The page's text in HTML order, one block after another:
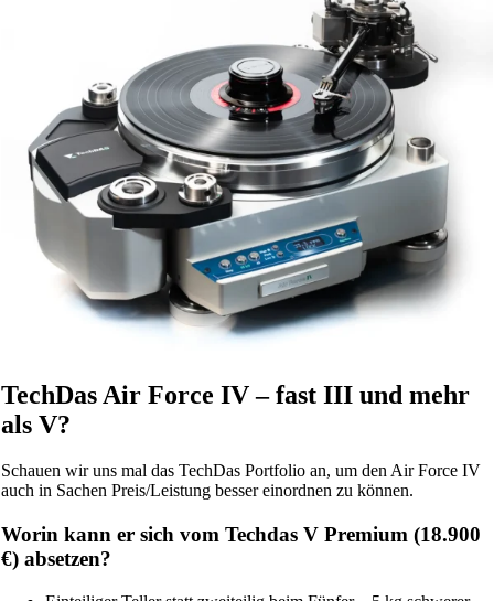
TechDas Air Force IV – fast III und mehr
als V?
Schauen wir uns mal das TechDas Portfolio an, um den Air Force IV
auch in Sachen Preis/Leistung besser einordnen zu können.
Worin kann er sich vom Techdas V Premium (18.900
€) absetzen?